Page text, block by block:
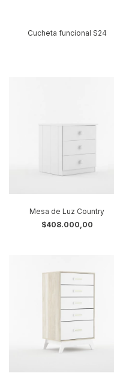
Cucheta funcional S24
Mesa de Luz Country
$408.000,00